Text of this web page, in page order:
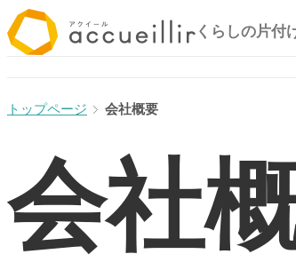
内
容
キ
くらしの片付
会社概要
会社